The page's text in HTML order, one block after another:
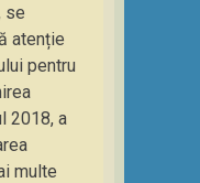
se
atenție
pentru
2018, a
multe